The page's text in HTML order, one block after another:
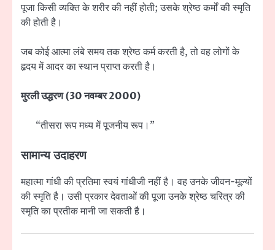
पूजा किसी व्यक्ति के शरीर की नहीं होती; उसके श्रेष्ठ कर्मों की स्मृति
की होती है।
जब कोई आत्मा लंबे समय तक श्रेष्ठ कर्म करती है, तो वह लोगों के
हृदय में आदर का स्थान प्राप्त करती है।
मुरली उद्धरण (30 नवम्बर 2000)
“तीसरा रूप मध्य में पूजनीय रूप।”
सामान्य उदाहरण
महात्मा गांधी की प्रतिमा स्वयं गांधीजी नहीं है। वह उनके जीवन-मूल्यों
की स्मृति है। उसी प्रकार देवताओं की पूजा उनके श्रेष्ठ चरित्र की
स्मृति का प्रतीक मानी जा सकती है।